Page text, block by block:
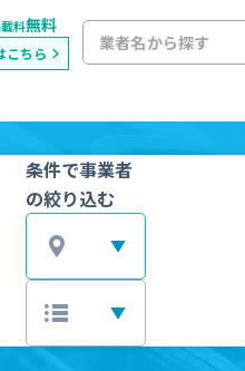
料無料
こちら
条件で事業者
の絞り込む